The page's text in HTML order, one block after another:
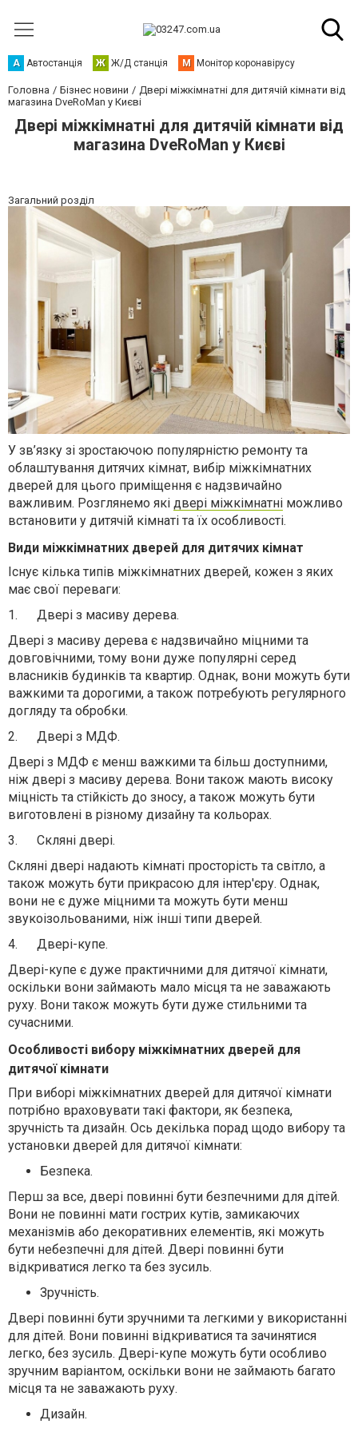
А Автостанція Ж Ж/Д станція М Монітор коронавірусу
Головна Бізнес новини
Двері міжкімнатні для дитячій кімнати від
магазина DveRoMan у Києві
Двері міжкімнатні для дитячій кімнати від
магазина DveRoMan у Києві
Загальний розділ
У зв’язку зі зростаючою популярністю ремонту та
облаштування дитячих кімнат, вибір міжкімнатних
дверей для цього приміщення є надзвичайно
важливим. Розглянемо які двері міжкімнатні можливо
встановити у дитячій кімнаті та їх особливості.
Види міжкімнатних дверей для дитячих кімнат
Існує кілька типів міжкімнатних дверей, кожен з яких
має свої переваги:
1.
Двері з масиву дерева.
Двері з масиву дерева є надзвичайно міцними та
довговічними, тому вони дуже популярні серед
власників будинків та квартир. Однак, вони можуть бути
важкими та дорогими, а також потребують регулярного
догляду та обробки.
2.
Двері з МДФ.
Двері з МДФ є менш важкими та більш доступними,
ніж двері з масиву дерева. Вони також мають високу
міцність та стійкість до зносу, а також можуть бути
виготовлені в різному дизайну та кольорах.
3.
Скляні двері.
Скляні двері надають кімнаті просторість та світло, а
також можуть бути прикрасою для інтер'єру. Однак,
вони не є дуже міцними та можуть бути менш
звукоізольованими, ніж інші типи дверей.
4.
Двері-купе.
Двері-купе є дуже практичними для дитячої кімнати,
оскільки вони займають мало місця та не заважають
руху. Вони також можуть бути дуже стильними та
сучасними.
Особливості вибору міжкімнатних дверей для
дитячої кімнати
При виборі міжкімнатних дверей для дитячої кімнати
потрібно враховувати такі фактори, як безпека,
зручність та дизайн. Ось декілька порад щодо вибору та
установки дверей для дитячої кімнати:
Безпека.
Перш за все, двері повинні бути безпечними для дітей.
Вони не повинні мати гострих кутів, замикаючих
механізмів або декоративних елементів, які можуть
бути небезпечні для дітей. Двері повинні бути
відкриватися легко та без зусиль.
Зручність.
Двері повинні бути зручними та легкими у використанні
для дітей. Вони повинні відкриватися та зачинятися
легко, без зусиль. Двері-купе можуть бути особливо
зручним варіантом, оскільки вони не займають багато
місця та не заважають руху.
Дизайн.